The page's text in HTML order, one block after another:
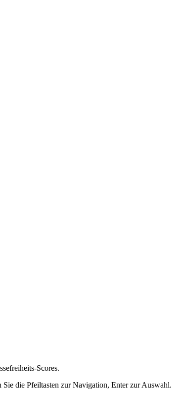
Scores.
die Pfeiltasten zur Navigation, Enter zur Auswahl.